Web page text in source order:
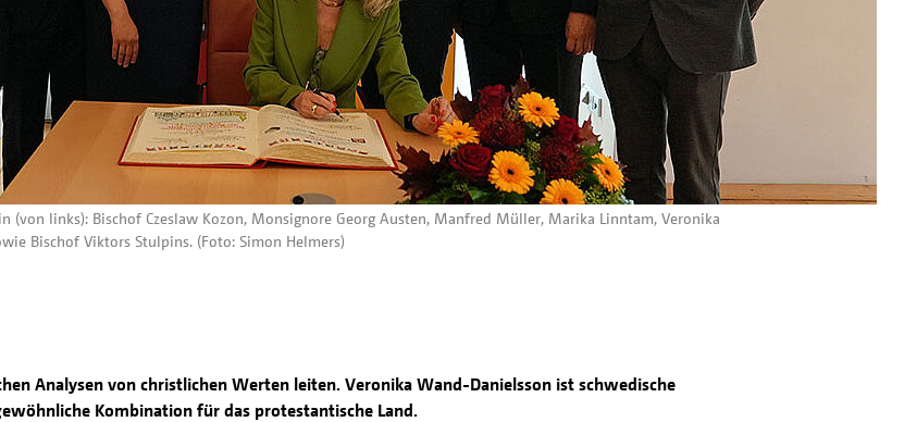
(von links): Bischof Czeslaw Kozon, Monsignore Georg Austen, Manfred Müller, Marika Linntam, Veronika
Bischof Viktors Stulpins. (Foto: Simon Helmers)
Analysen von christlichen Werten leiten. Veronika Wand-Danielsson ist schwedische
Kombination für das protestantische Land.